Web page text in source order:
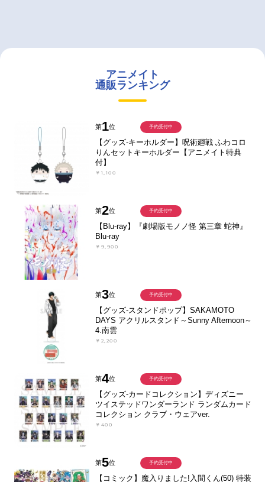
アニメイト
通販ランキング
第1位
【グッズ-キーホルダー】呪術廻戦 ふわコロ
りんセットキーホルダー【アニメイト特典
付】
￥1,100
予約受付中
第2位
【Blu-ray】『劇場版モノノ怪 第三章 蛇神』
Blu-ray
￥9,900
予約受付中
第3位
【グッズ-スタンドポップ】SAKAMOTO
DAYS アクリルスタンド～Sunny Afternoon～
4.南雲
￥2,200
予約受付中
第4位
【グッズ-カードコレクション】ディズニー
ツイステッドワンダーランド ランダムカード
コレクション クラブ・ウェアver.
￥400
予約受付中
第5位
【コミック】魔入りました!入間くん(50) 特装
予約受付中